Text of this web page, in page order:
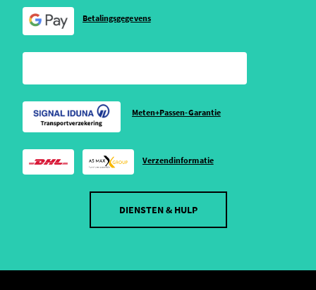
Betalingsgegevens
Meten+Passen-Garantie
Verzendinformatie
DIENSTEN & HULP